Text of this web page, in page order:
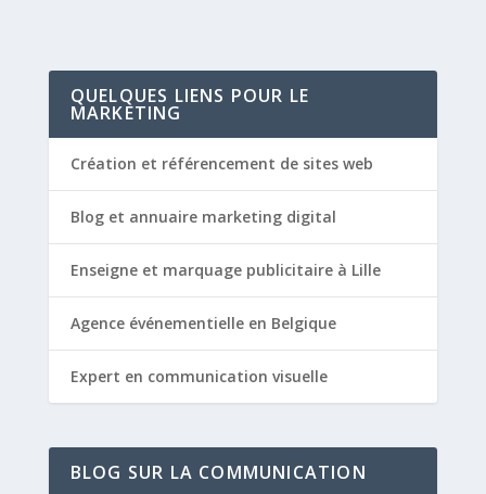
QUELQUES LIENS POUR LE
MARKETING
Création et référencement de sites web
Blog et annuaire marketing digital
Enseigne et marquage publicitaire à Lille
Agence événementielle en Belgique
Expert en communication visuelle
BLOG SUR LA COMMUNICATION